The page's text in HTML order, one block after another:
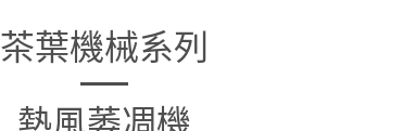
茶葉機械系列